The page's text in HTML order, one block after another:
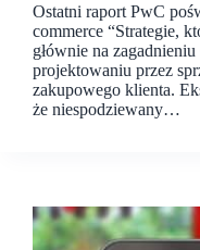
Ostatni raport PwC
commerce “Strategie,
głównie na
projektowaniu przez
zakupowego klienta.
że niespodziewany…